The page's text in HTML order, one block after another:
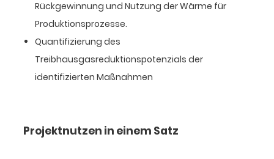
Rückgewinnung und Nutzung der Wärme für
Produktionsprozesse.
Quantifizierung des
Treibhausgasreduktionspotenzials der
identifizierten Maßnahmen
Projektnutzen in einem Satz